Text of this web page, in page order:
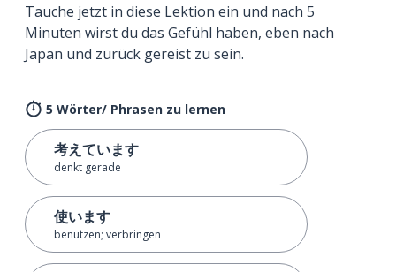
Tauche jetzt in diese Lektion ein und nach 5
Minuten wirst du das Gefühl haben, eben nach
Japan und zurück gereist zu sein.
5 Wörter/ Phrasen zu lernen
考えています
denkt gerade
使います
benutzen; verbringen